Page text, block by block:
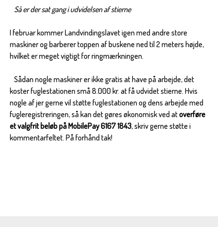
Så er der sat gang i udvidelsen af stierne
I februar kommer Landvindingslavet igen med andre store
maskiner og barberer toppen af buskene ned til 2 meters højde,
hvilket er meget vigtigt for ringmærkningen.
Sådan nogle maskiner er ikke gratis at have på arbejde, det
koster fuglestationen små 8.000 kr. at få udvidet stierne. Hvis
nogle af jer gerne vil støtte fuglestationen og dens arbejde med
fugleregistreringen, så kan det gøres økonomisk ved atoverføre
et valgfrit beløb på MobilePay 6167 1843, skriv gerne støtte i
kommentarfeltet. På forhånd tak!